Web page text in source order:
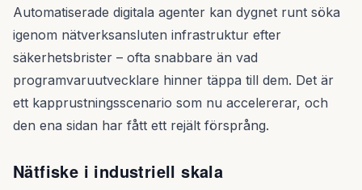
Automatiserade digitala agenter kan dygnet runt söka
igenom nätverksansluten infrastruktur efter
säkerhetsbrister – ofta snabbare än vad
programvaruutvecklare hinner täppa till dem. Det är
ett kapprustningsscenario som nu accelererar, och
den ena sidan har fått ett rejält försprång.
Nätfiske i industriell skala